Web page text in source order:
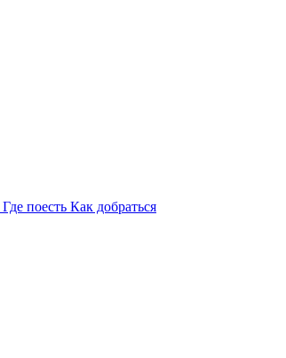
Где поесть Как добраться